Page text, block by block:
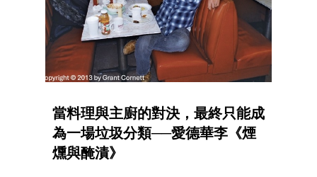
當料理與主廚的對決，最終只能成
為一場垃圾分類──愛德華李《煙
燻與醃漬》